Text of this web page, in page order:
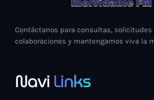
Contáctanos para consultas, solicitudes
colaboraciones y mantengamos viva la
NaviLinks